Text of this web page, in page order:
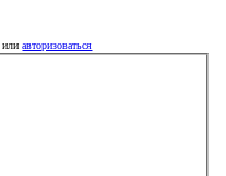
илиавторизоваться